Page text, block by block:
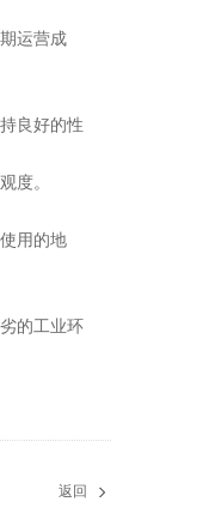
运营成
良好的性
度。
用的地
的工业环
返回